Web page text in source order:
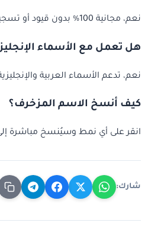
نعم، مجانية 100% بدون قيود أو تسجيل.
هل تعمل مع الأسماء
نعم، تدعم الأسماء العربية
كيف أنسخ الاسم المزخرف؟
انقر على أي نمط وسيُنسخ مباشرة
شارك: